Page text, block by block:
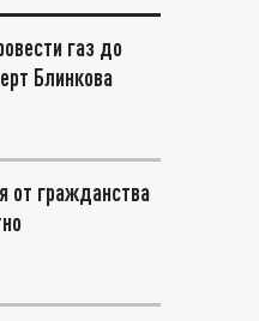
газ до
Блинкова
от гражданства